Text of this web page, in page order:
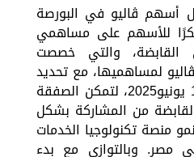
أسهم ڤاليو في البورصة
للأسهم على مساهمي
والتي خصصت
ڤاليو لمساهميها، مع تحديد
تاريخ الاستحقاق في 12 يونيو2025، لتمكن الصفقة
من المشاركة بشكل
منصة تكنولوجيا الخدمات
مصر. وبالتوازي مع بدء